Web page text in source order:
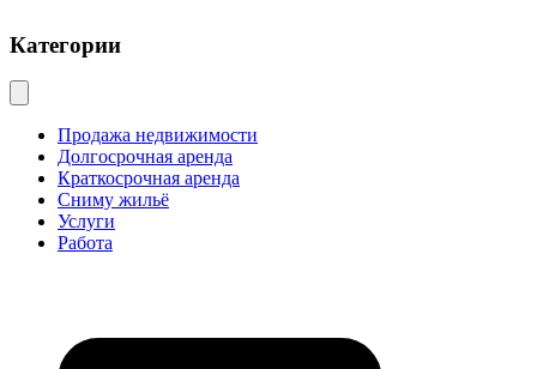
Категории
Продажа недвижимости
Долгосрочная аренда
Краткосрочная аренда
Сниму жильё
Услуги
Работа